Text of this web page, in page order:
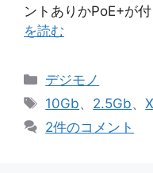
ントありかPoE+が
を読む
カ
テ
リ
デジモノ
タ
グ
10Gb、 2.5Gb、
2件のコメント